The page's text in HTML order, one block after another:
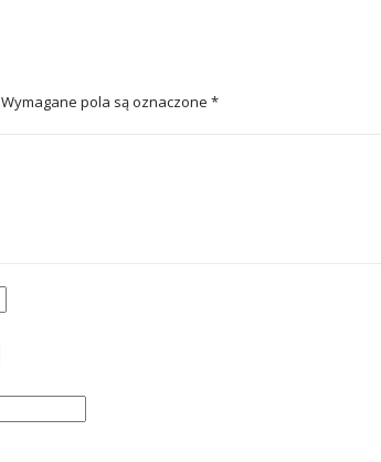
Wymagane pola są oznaczone *